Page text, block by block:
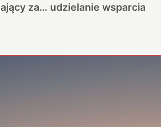
za… udzielanie wsparcia